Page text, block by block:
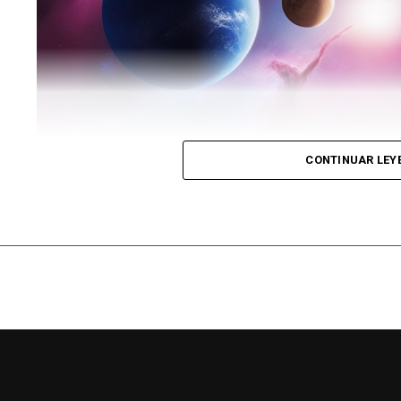
visual impresionante, pero también
CONTINUAR